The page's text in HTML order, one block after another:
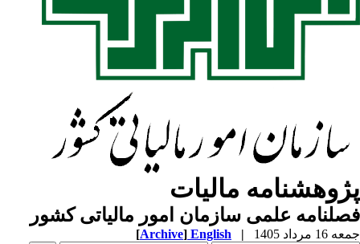
مالیات
علمی سازمان امور مالیاتی کشور
مرداد 1405 |
English
[Archive]